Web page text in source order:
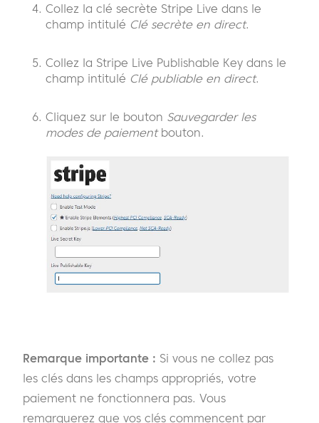
Collez la clé secrète Stripe Live dans le
champ intitulé Clé secrète en direct.
Collez la Stripe Live Publishable Key dans le
champ intitulé Clé publiable en direct.
Cliquez sur le bouton Sauvegarder les
modes de paiementbouton.
Remarque importante : Si vous ne collez pas
les clés dans les champs appropriés, votre
paiement ne fonctionnera pas. Vous
remarquerez que vos clés commencent par